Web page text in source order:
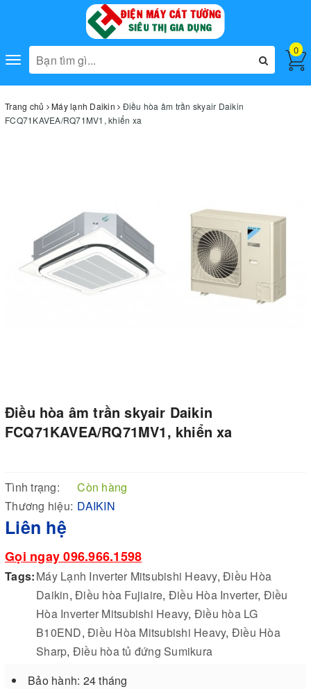
Toggle
navigation
0
Trang chủ Máy lạnh Daikin
Điều hòa âm trần skyair Daikin
FCQ71KAVEA/RQ71MV1, khiển xa
Điều hòa âm trần skyair Daikin
FCQ71KAVEA/RQ71MV1, khiển xa
Tình trạng:
Còn hàng
Thương hiệu: DAIKIN
Liên hệ
Gọi ngay 096.966.1598
Tags:Máy Lạnh Inverter Mitsubishi Heavy, Điều Hòa
Daikin, Điều hòa Fujiaire, Điều Hòa Inverter, Điều
Hòa Inverter Mitsubishi Heavy, Điều hòa LG
B10END, Điều Hòa Mitsubishi Heavy, Điều Hòa
Sharp, Điều hòa tủ đứng Sumikura
Bảo hành: 24 tháng